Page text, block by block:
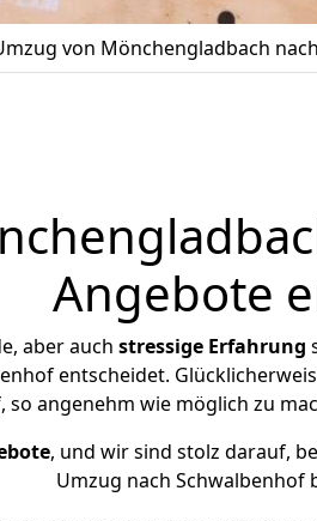
von Mönchengladbach
Angebote
aber auch stressige Erfahrung
entscheidet.
angenehm wie möglich zu
, und wir sind stolz darauf,
Umzug nach Schwalbenhof